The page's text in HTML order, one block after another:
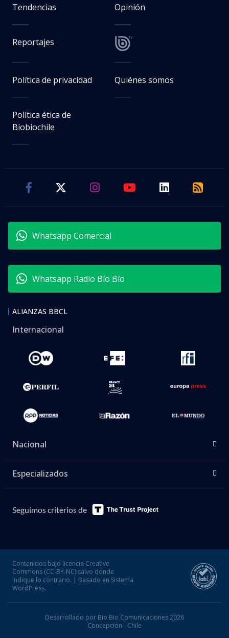
Tendencias Opinión
Reportajes
Política de privacidad Quiénes somos
Política ética de
Biobiochile
Whatsapp Comercial
Whatsapp Radio Bío Bío
ALIANZAS BBCL
Internacional
Nacional
Especializados
Seguimos criterios de
Contenidos bajo licencia Creative
Commons (CC-BY-NC) salvo donde
indique lo contrario. | Basado en Sistema
WordPress.
Desarrollado por Bio Bio Comunicaciones 2026
Concepción - Chile